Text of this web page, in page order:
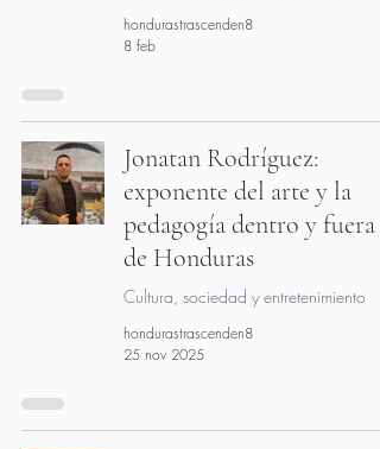
hondurastrascenden8
8 feb
Jonatan Rodríguez:
exponente del arte y la
pedagogía dentro y fuera
de Honduras
Cultura, sociedad y entretenimiento
hondurastrascenden8
25 nov 2025